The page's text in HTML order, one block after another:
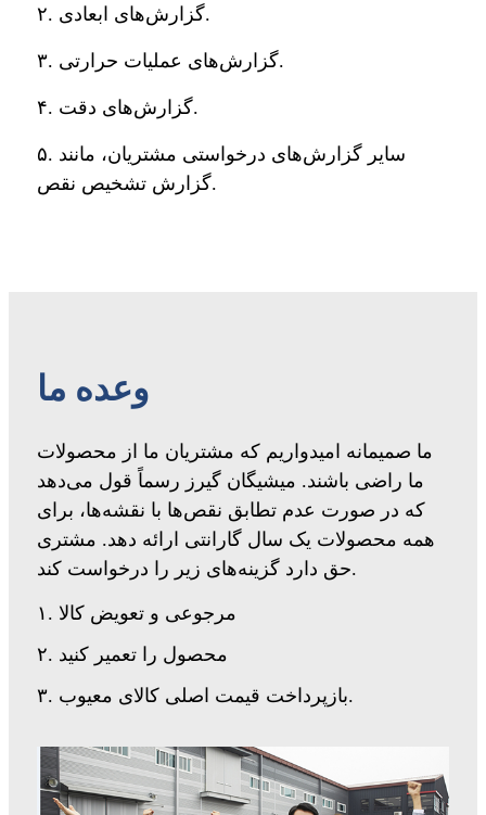
۲. گزارش‌های ابعادی.
۳. گزارش‌های عملیات حرارتی.
۴. گزارش‌های دقت.
۵. سایر گزارش‌های درخواستی مشتریان، مانند
گزارش تشخیص نقص.
وعده ما
ما صمیمانه امیدواریم که مشتریان ما از محصولات
ما راضی باشند. میشیگان گیرز رسماً قول می‌دهد
که در صورت عدم تطابق نقص‌ها با نقشه‌ها، برای
همه محصولات یک سال گارانتی ارائه دهد. مشتری
حق دارد گزینه‌های زیر را درخواست کند.
۱. مرجوعی و تعویض کالا
۲. محصول را تعمیر کنید
۳. بازپرداخت قیمت اصلی کالای معیوب.